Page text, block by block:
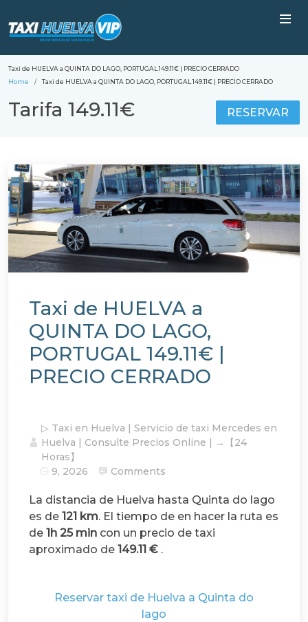
Taxi de HUELVA a QUINTA DO LAGO, PORTUGAL 149.11€ | PRECIO CERRADO
Home
Taxi de HUELVA a QUINTA DO LAGO, PORTUGAL 149.11€ | PRECIO CERRADO
Tarifa 149.11€ RESERVAR
Taxi de HUELVA a
QUINTA DO LAGO,
PORTUGAL 149.11€ |
PRECIO CERRADO
▷ Taxi en Huelva | Servicio de taxi Mercedes en
Huelva | Consulte Precios Online | →【24
Horas】
9, 2026
Comments
La distancia de Huelva hasta Quinta do lago
es de 121 km. El tiempo de en hacer la ruta es
de 1h 25 min con un precio de taxi
aproximado de 149.11 € .
149.11€
Reservar
Reservar taxi de Huelva a Quinta do
lago